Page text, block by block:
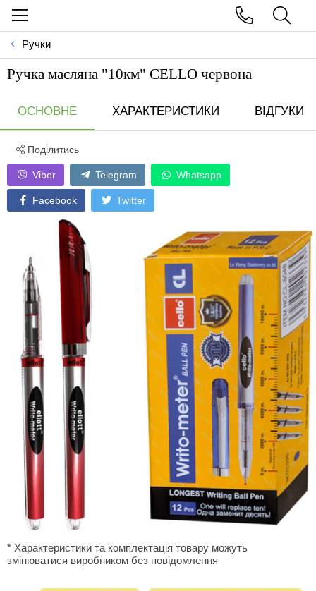
Ручки
Ручка масляна "10км" СELLO червона
ОСНОВНЕ ХАРАКТЕРИСТИКИ ВІДГУКИ
Поділитись
Viber Telegram Whatsapp
Facebook Twitter
* Характеристики та комплектація товару можуть
змінюватися виробником без повідомлення